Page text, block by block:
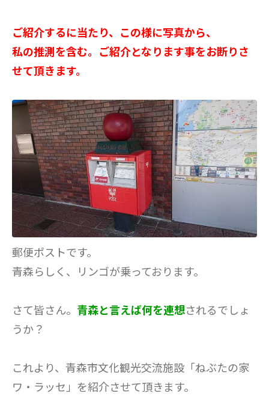
ご紹介するに当たり、この様に写真から、
私の推測を含む。ご紹介となります事をお断りさ
せて頂きます。
郵便ポストです。
青森らしく、リンゴが乗っております。
さて皆さん。 青森と言えば何を連想されるでしょ
うか？
これより、青森市文化観光交流施設「ねぶたの家
ワ・ラッセ」を紹介させて頂きます。